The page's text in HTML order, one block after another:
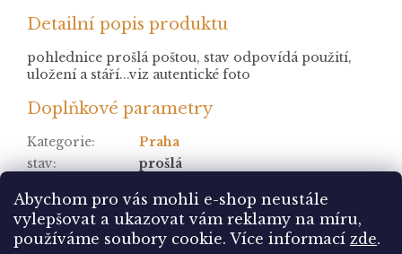
Abychom pro vás mohli e-shop neustále
vylepšovat a ukazovat vám reklamy na míru,
používáme soubory cookie. Více informací zde.
Detailní popis produktu
pohlednice prošlá poštou, stav odpovídá použití,
uložení a stáří...viz autentické foto
Doplňkové parametry
Kategorie:
Praha
stav:
prošlá